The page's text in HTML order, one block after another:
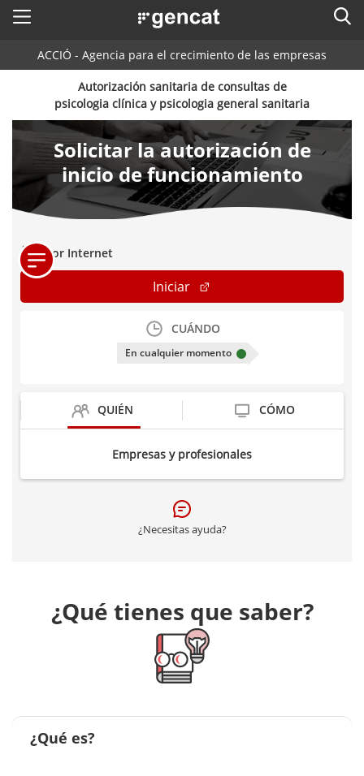
. Abrir en una nueva ventana.
Menú
Buscador
Servicios de Internacionalización
Servicios de Innovación
ACCIÓ - Agencia para el crecimiento de las empresas
ACCIÓ - Agencia para el crecimiento de las empresas
Ayudas y servicios
Países
Sectores
ACCIÓ
Autorización sanitaria de consultas de
psicologia clínica y psicologia general sanitaria
Solicitar la autorización de
inicio de funcionamiento
Por Internet
Iniciar . Acceder a Solicitar la
CUÁNDO
En cualquier momento
QUIÉN CÓMO
Empresas y profesionales
¿Necesitas ayuda?
¿Qué tienes que saber?
¿Qué es?